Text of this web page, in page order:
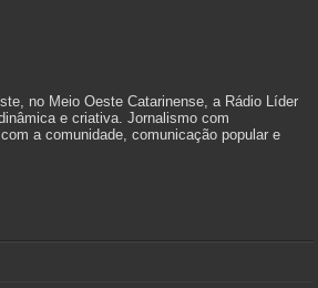
no Meio Oeste Catarinense, a Rádio Líder
e criativa. Jornalismo com
a comunidade, comunicação popular e